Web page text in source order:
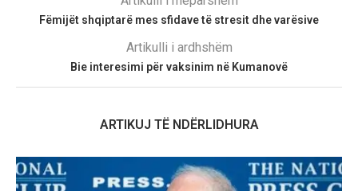
Fëmijët shqiptarë mes sfidave të stresit dhe varësive
Artikulli i ardhshëm
Bie interesimi për vaksinim në Kumanovë
ARTIKUJ TË NDËRLIDHURA